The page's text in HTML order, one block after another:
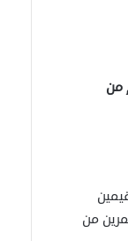
من
من